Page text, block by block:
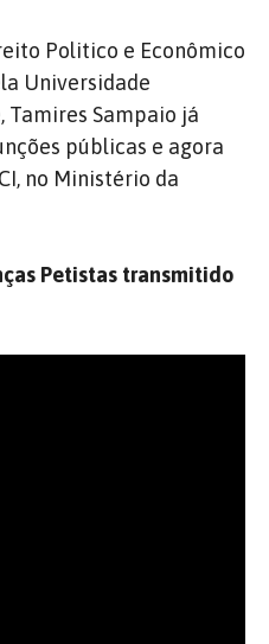
Politico e Econômico
Universidade
Tamires Sampaio já
públicas e agora
no Ministério da
Petistas transmitido